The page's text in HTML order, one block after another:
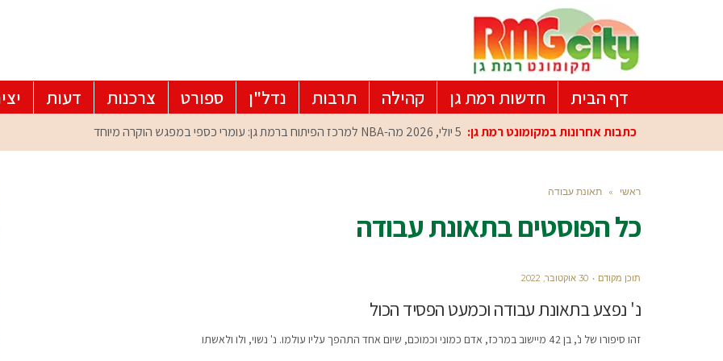
דף הבית חדשות רמת גן קהילה תרבות נדל"ן ספורט צרכנות דעות
כתבות אחרונות במקומונט רמת גן: 5 יולי, 2026 מה-NBA למרכז הפיתוח ברמת גן: עומרי כספי במפגש הוקרה מיוחד
ראשי » תאונת עבודה
כל הפוסטים בתאונת עבודה
תוכן מקודם 30 אוקטובר, 2022
נ' נפצע בתאונת עבודה וכמעט הפסיד הכול
זהו סיפורו של נ', בן 42 מיישוב במרכז, אדם כמוני וכמוכם, שיום אחד התהפך עליו עולמו. נ' נשוי, ולו ולאשתו